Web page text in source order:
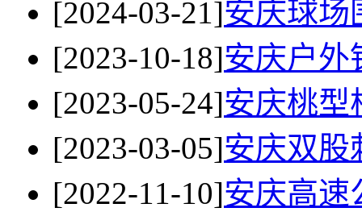
[2024-03-21]安庆球场
[2023-10-18]安庆户外
[2023-05-24]安庆桃型
[2023-03-05]安庆双股
[2022-11-10]安庆高速